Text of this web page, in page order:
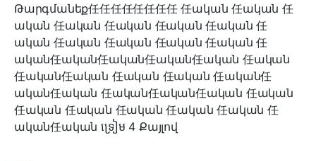
Թարգմանեք任任任任任任任任 任ական 任ական 任
ական 任ական 任ական 任ական 任ական 任
ական 任ական 任ական 任ական 任ական 任
ական任ական任ական任ական任ական 任ական
任ական任ական 任ական 任ական 任ական任
ական任ական 任ական任ական任ական 任ական
任ական 任ական 任ական 任ական 任ական 任
ական任ական ទ្រៀម 4 Քայլով